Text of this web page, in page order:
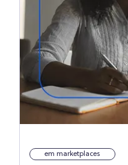
em marketplaces